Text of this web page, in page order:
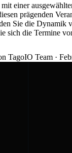
einer
prägenden
Sie die Dynamik
sich die Termine
TagoIO Team ·